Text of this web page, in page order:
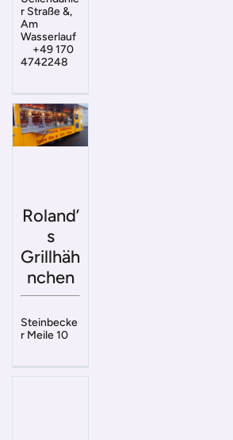
r Straße &,
Am
Wasserlauf
+49 170
4742248
Roland’
s
Grillhäh
nchen
Steinbecke
r Meile 10